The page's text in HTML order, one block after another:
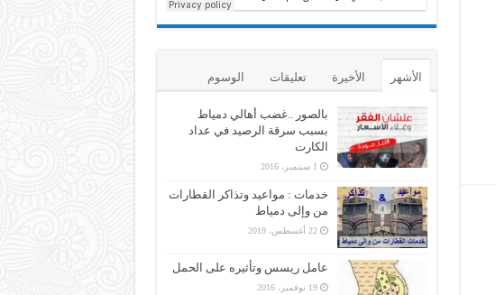
الأشهر الأخيرة تعليقات الوسوم
بالصور ..غضب أهالي دمياط
بسبب سرقة الرصيد في عداد
الكارت
1 سبتمبر، 2016
خدمات : مواعيد وتذاكر القطارات
من وإلى دمياط
22 أغسطس، 2019
عامل ريسس وتأثيره على الحمل
19 نوفمبر، 2016